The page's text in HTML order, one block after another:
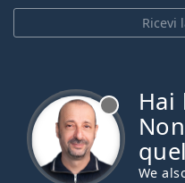
Ricevi
Hai
We